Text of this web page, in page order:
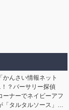
かんさい情報ネット
？バーサリー探偵
ナーでネイビーアフ
「タルタルソース」…